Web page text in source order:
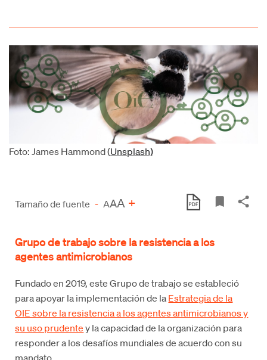
Foto: James Hammond (Unsplash)
Tamaño de fuente - AAA +
Grupo de trabajo sobre la resistencia a los
agentes antimicrobianos
Fundado en 2019, este Grupo de trabajo se estableció
para apoyar la implementación de laEstrategia de la
OIE sobre la resistencia a los agentes antimicrobianos y
su uso prudentey la capacidad de la organización para
responder a los desafíos mundiales de acuerdo con su
mandato.